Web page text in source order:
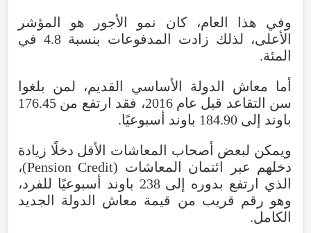
وفي
هذا العام،كان نمو الأجور هو
المؤشر
الأعلى، لذلك زادت المدفوعات بنسبة 4.8 في
المئة.
أما
معاش الدولة الأساسي القديم، لمن
بلغوا
سن التقاعد قبل عام 2016، فقد ارتفع من 176.45
باوند إلى 184.90 باوند أسبوعيًا.
ويمكن لبعض أصحاب المعاشات الأقل دخلًا زيادة
دخلهم عبر ائتمان المعاشات (
Pension Credit
)،
الذي
ارتفع بدوره إلى 238 باوند أسبوعيًا للفرد،
وهو رقم قريب من قيمة معاش الدولة
الجديد
الكامل.